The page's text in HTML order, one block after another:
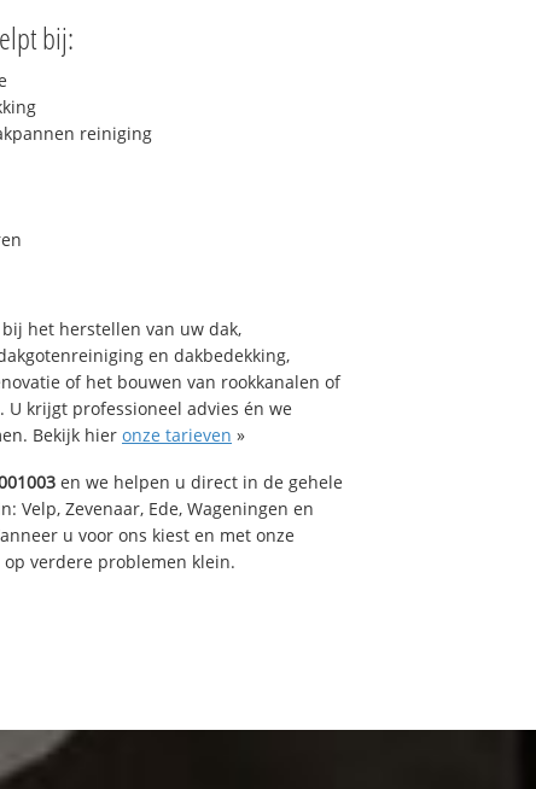
bij:
reiniging
het herstellen van uw dak,
en dakbedekking,
of het bouwen van rookkanalen of
krijgt professioneel advies én we
Bekijk hier onze tarieven »
en we helpen u direct in de gehele
Velp, Zevenaar, Ede, Wageningen en
u voor ons kiest en met onze
verdere problemen klein.